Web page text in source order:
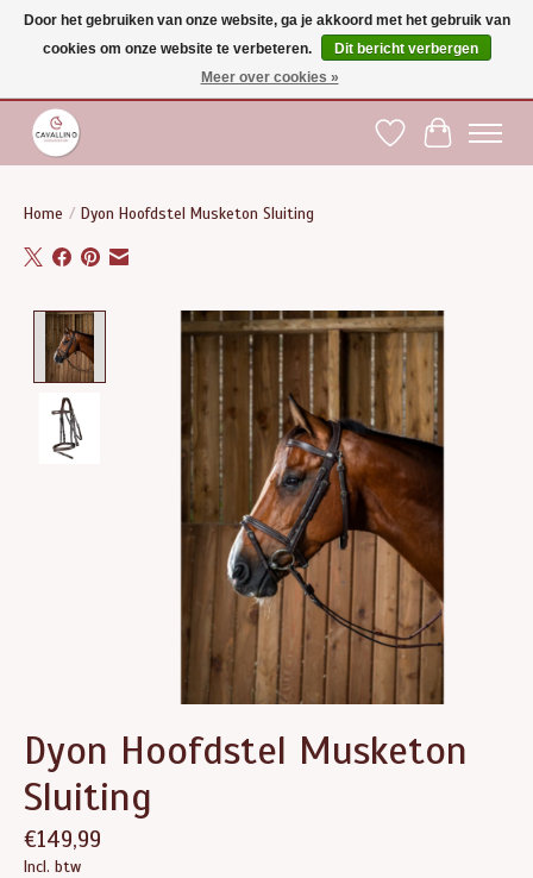
Gratis verzending vanaf €75 binnen BE - vanaf €100 naar EU | Voor 17:00 besteld is
dezelfde dag verzonden | Klantendienst: +32 (0)51 21 27 00 |
Verlanglijst
Home / Dyon Hoofdstel Musketon Sluiting
Product image slideshow Items
Dyon Hoofdstel Musketon
Sluiting
€149,99
Incl. btw
Door het gebruiken van onze website, ga je akkoord met het gebruik van
cookies om onze website te verbeteren.
Dit bericht verbergen
Meer over cookies »